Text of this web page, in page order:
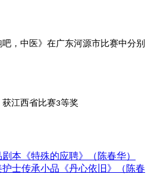
吧，中医》在广东河源市比赛中分别
江西省比赛3等奖
本《特殊的应聘》（陈春华）
士传承小品《丹心依旧》（陈春